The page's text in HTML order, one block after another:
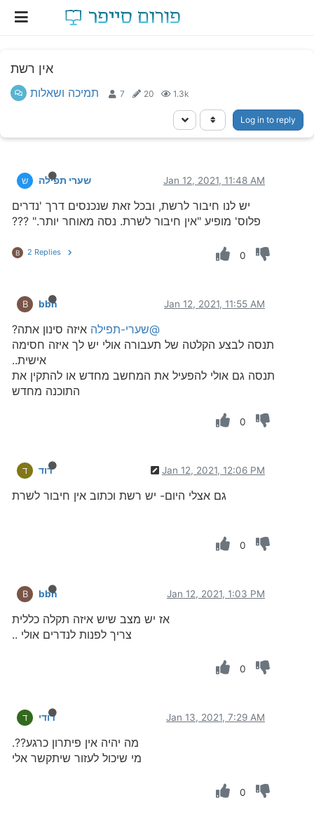
אין רשת
תמיכה ושאלות 7 20 1.3k
Log in to reply
ש שערי תפילה Jan 12, 2021, 11:48 AM
יש לנו חיבור לרשת, ובכל זאת שנכנסים דרך 'נדרים
פלוס' מופיע "אין חיבור לשרת. נסה מאוחר יותר." ???
B 2 Replies 0
B bbn Jan 12, 2021, 11:55 AM
@שערי-תפילה איזה סינון אתה?
תנסה לבצע הקלטה של תעבורה אולי יש לך איזה חסימה
אישית..
תנסה גם אולי להפעיל את המחשב מחדש או להתקין את
התוכנה מחדש
0
ד דוד Jan 12, 2021, 12:06 PM
גם אצלי היום- יש רשת וכתוב אין חיבור לשרת
0
B bbn Jan 12, 2021, 1:03 PM
אז יש מצב שיש איזה תקלה כללית
צריך לפנות לנדרים אולי ..
0
ד דודי Jan 13, 2021, 7:29 AM
מה יהיה אין פיתרון כרגע??.
מי שיכול לעזור שיתקשר אלי
0